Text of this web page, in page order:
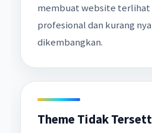
membuat website terlihat
profesional dan kurang
dikembangkan.
Theme Tidak